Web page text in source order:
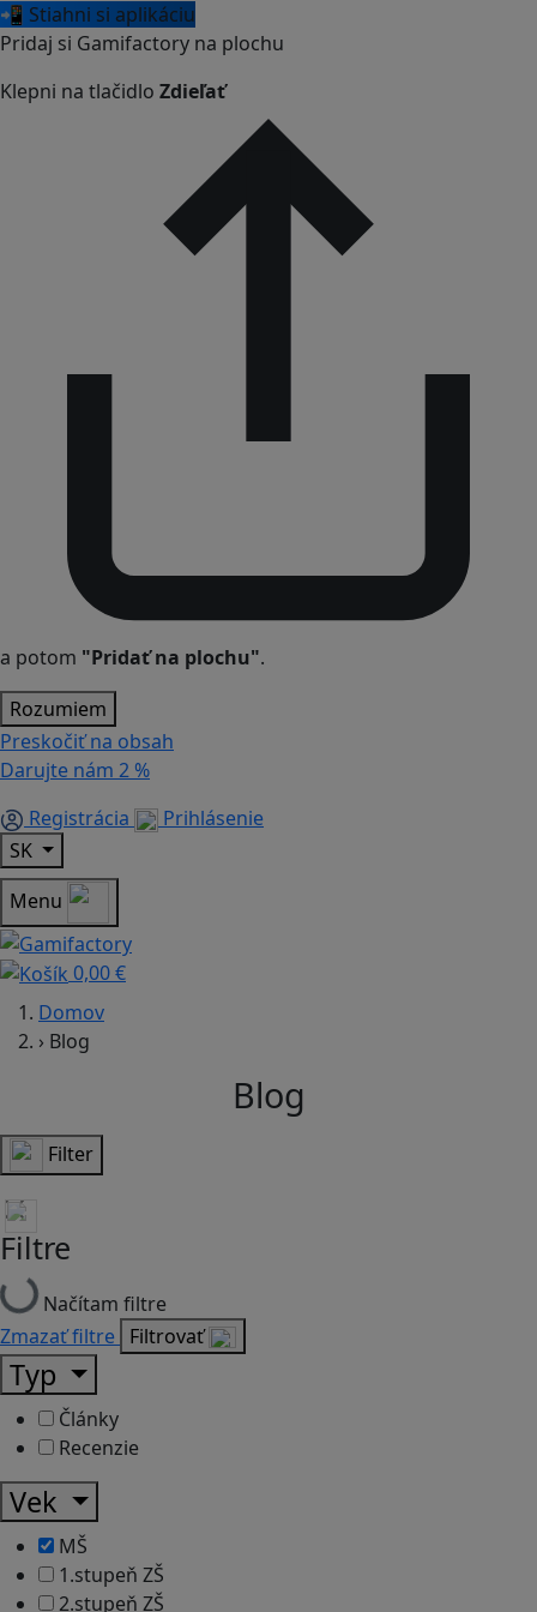
📲 Stiahni si aplikáciu
Pridaj si Gamifactory na plochu
Klepni na tlačidlo Zdieľať
a potom "Pridať na plochu".
Rozumiem
Preskočiť na obsah
Darujte nám 2 %
Registrácia
Prihlásenie
SK
Menu
0,00 €
Domov
› Blog
Blog
Filter
Filtre
Načítam filtre
Zmazať filtre Filtrovať
Typ
Články
Recenzie
Vek
MŠ
1.stupeň ZŠ
2.stupeň ZŠ